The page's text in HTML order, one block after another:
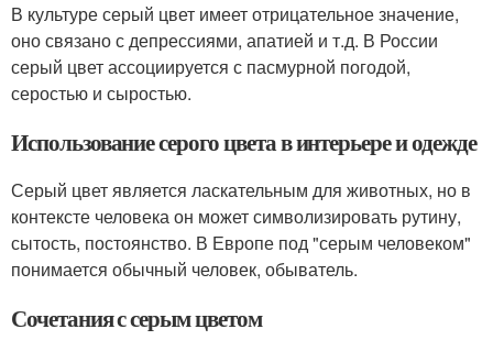
В культуре серый цвет имеет отрицательное значение,
оно связано с депрессиями, апатией и т.д. В России
серый цвет ассоциируется с пасмурной погодой,
серостью и сыростью.
Использование серого цвета в интерьере и одежде
Серый цвет является ласкательным для животных, но в
контексте человека он может символизировать рутину,
сытость, постоянство. В Европе под "серым человеком"
понимается обычный человек, обыватель.
Сочетания с серым цветом